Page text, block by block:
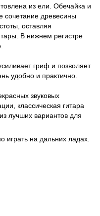
из ели. Обечайка и
сочетание древесины
оставляя
В нижнем регистре
гриф и позволяет
удобно и практично.
звуковых
классическая гитара
лучших вариантов для
играть на дальних ладах.